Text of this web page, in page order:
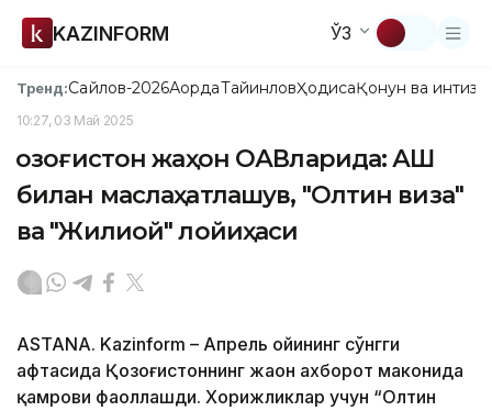
KAZINFORM ЎЗ
Тренд:Сайлов-2026АқордаТайинловҲодисаҚонун ва
10:27, 03 Май 2025
Қозоғистон жаҳон ОАВларида: АҚШ
билан маслаҳатлашув, "Олтин виза"
ва "Жилиой" лойиҳаси
ASTANA. Kazinform – Апрель ойининг сўнгги
ҳафтасида Қозоғистоннинг жаҳон ахборот маконида
қамрови фаоллашди. Хорижликлар учун “Олтин